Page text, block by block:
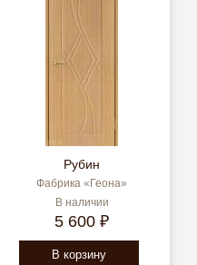
Рубин
Фабрика «Геона»
В наличии
5 600 ₽
В корзину